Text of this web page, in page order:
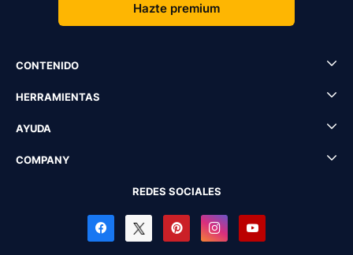
Hazte premium
CONTENIDO
HERRAMIENTAS
AYUDA
COMPANY
REDES SOCIALES